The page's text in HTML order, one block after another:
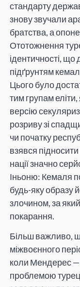
стандарту
знову звучали
братства, а
Ототожнення
ідентичності,
підґрунтям
Цього було
тим групам
версію
розриву зі
чи початку
взявся
нації значно
Іньоню: Кемаля
будь-яку образу
злочином, за
покарання.
Більш важливо,
міжвоєнного
коли Мендерес —
проблемою